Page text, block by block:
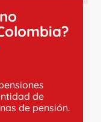
de
de pensión.